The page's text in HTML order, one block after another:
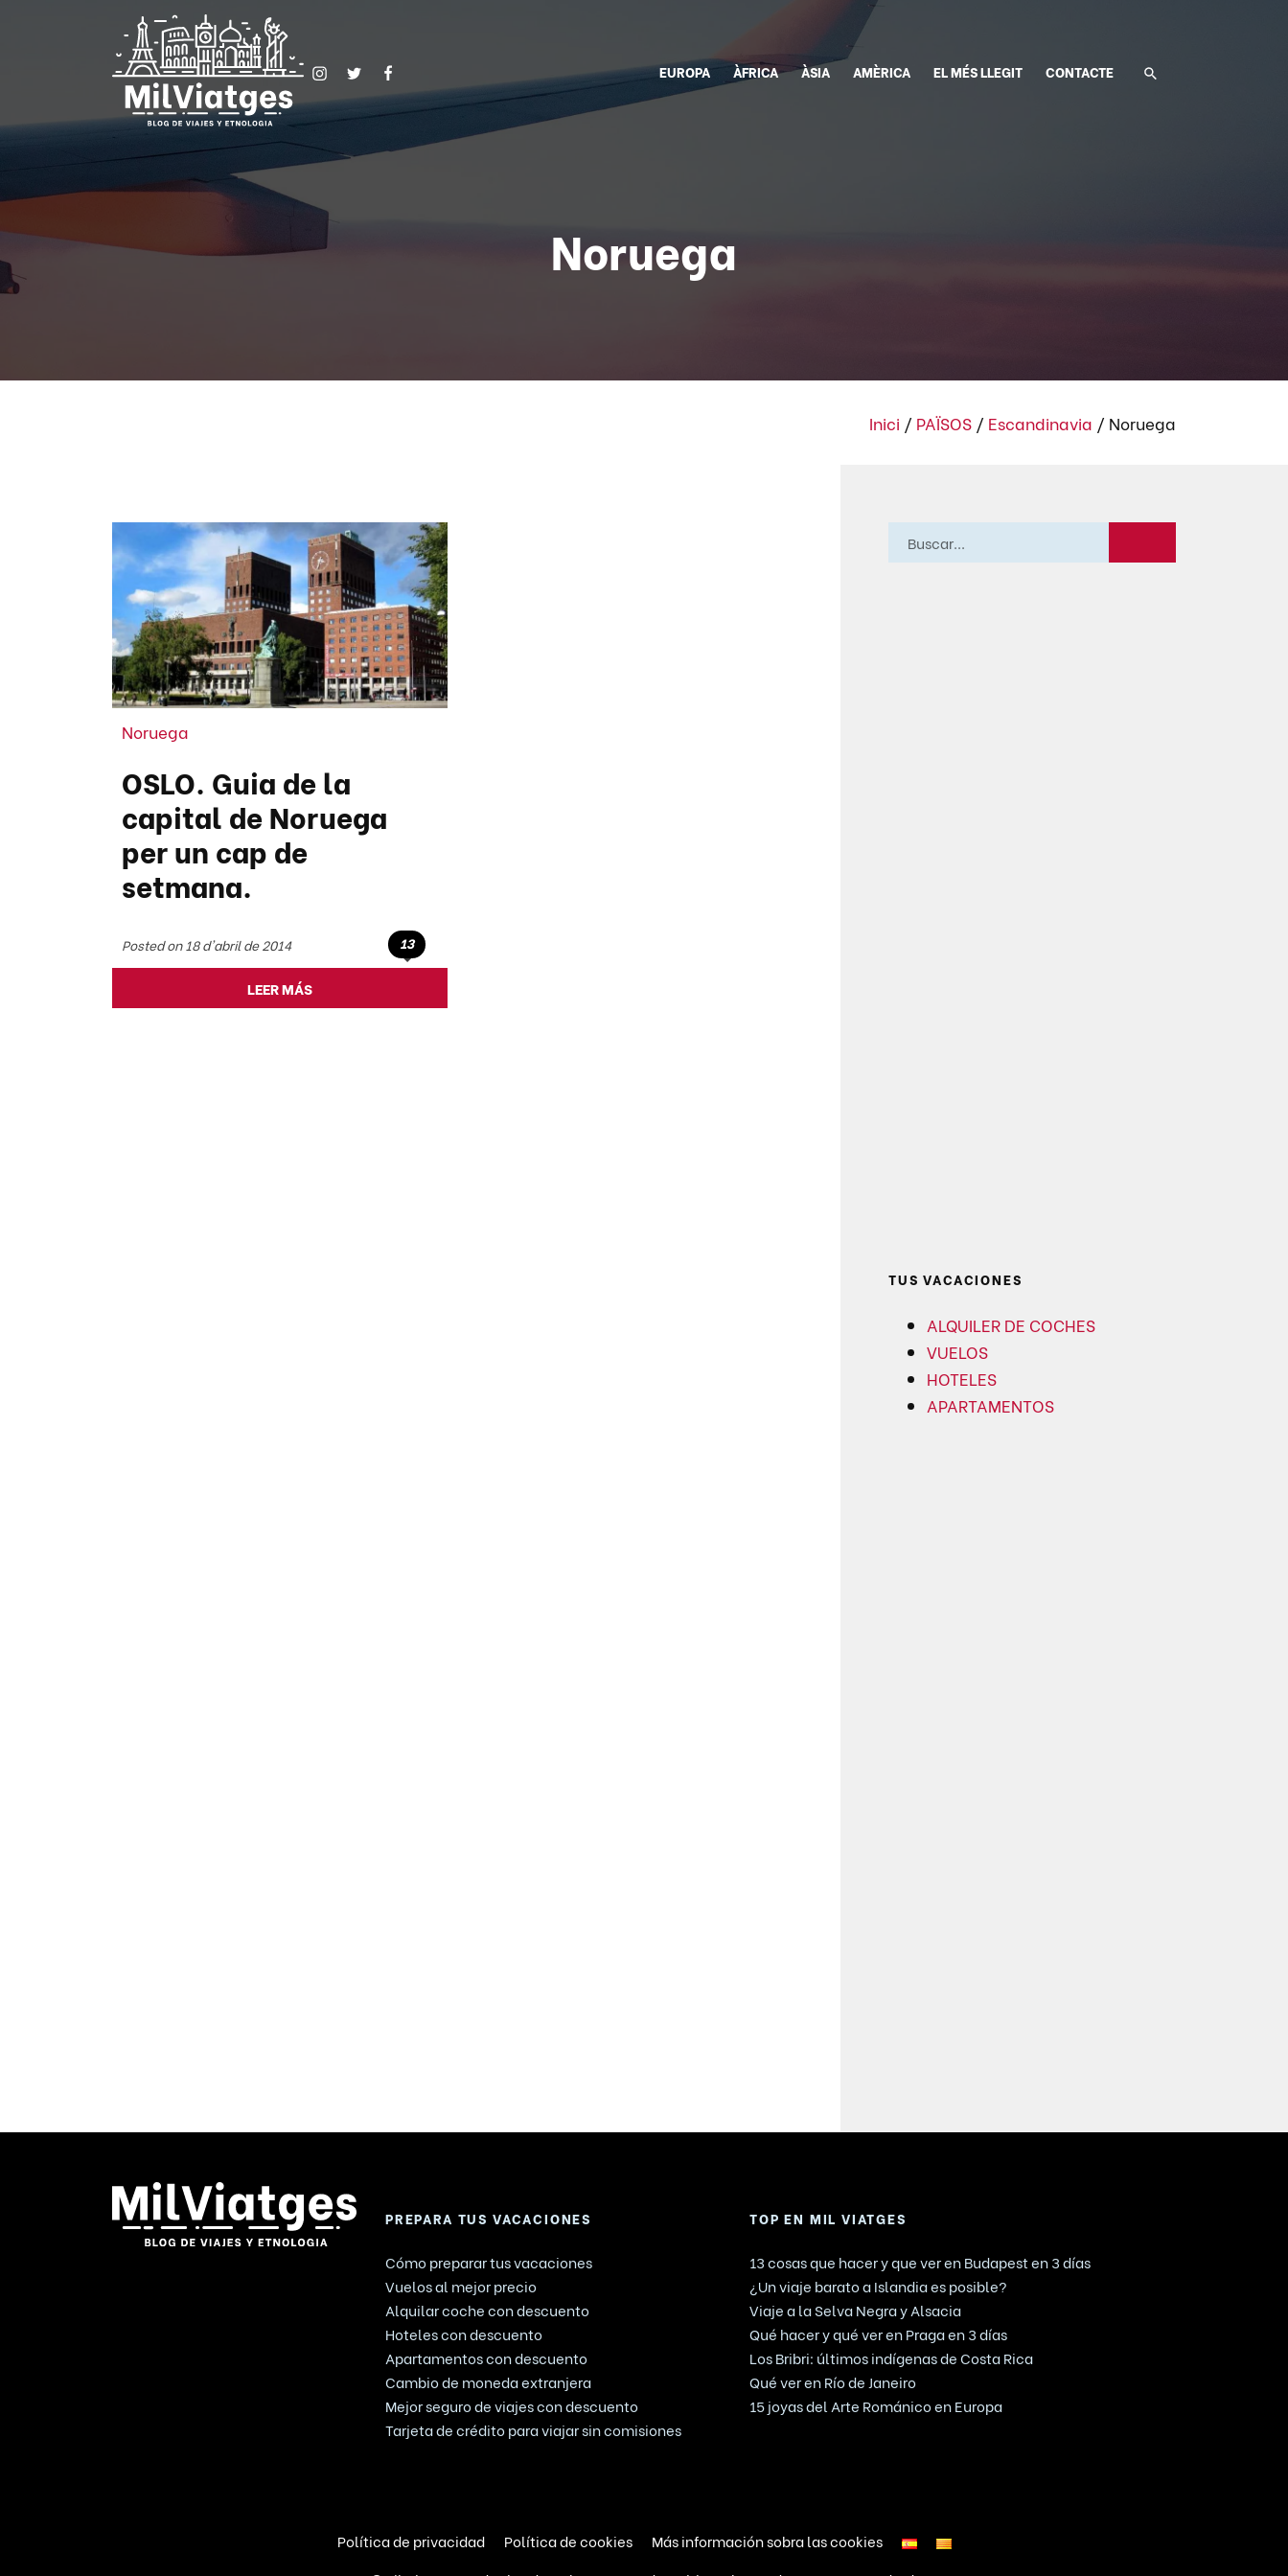
EUROPA ÀFRICA ÀSIA AMÈRICA EL MÉS LLEGIT CONTACTE
Noruega
Inici / PAÏSOS / Escandinavia / Noruega
Noruega
OSLO. Guia de la
capital de Noruega
per un cap de
setmana.
Posted on 18 d'abril de 2014 13
LEER MÁS
TUS VACACIONES
ALQUILER DE COCHES
VUELOS
HOTELES
APARTAMENTOS
PREPARA TUS VACACIONES
Cómo preparar tus vacaciones
Vuelos al mejor precio
Alquilar coche con descuento
Hoteles con descuento
Apartamentos con descuento
Cambio de moneda extranjera
Mejor seguro de viajes con descuento
Tarjeta de crédito para viajar sin comisiones
TOP EN MIL VIATGES
13 cosas que hacer y que ver en Budapest en 3 días
¿Un viaje barato a Islandia es posible?
Viaje a la Selva Negra y Alsacia
Qué hacer y qué ver en Praga en 3 días
Los Bribri: últimos indígenas de Costa Rica
Qué ver en Río de Janeiro
15 joyas del Arte Románico en Europa
Política de privacidad Política de cookies
Más información sobra las cookies